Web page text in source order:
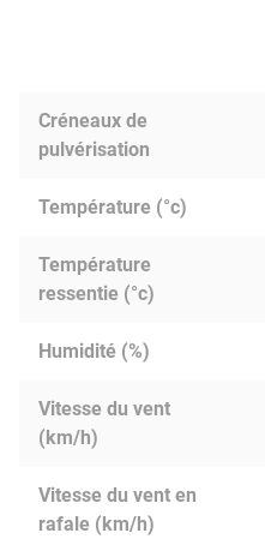
Créneaux de
pulvérisation
Température (°c)
Température
ressentie (°c)
Humidité (%)
Vitesse du vent
(km/h)
Vitesse du vent en
rafale (km/h)